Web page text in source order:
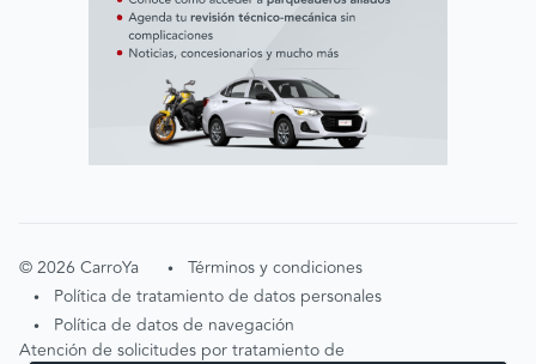
©2026 CarroYa • Términos y condiciones
• Política de tratamiento de datos personales
•
Política de datos de navegación
Atención de solicitudes por tratamiento de